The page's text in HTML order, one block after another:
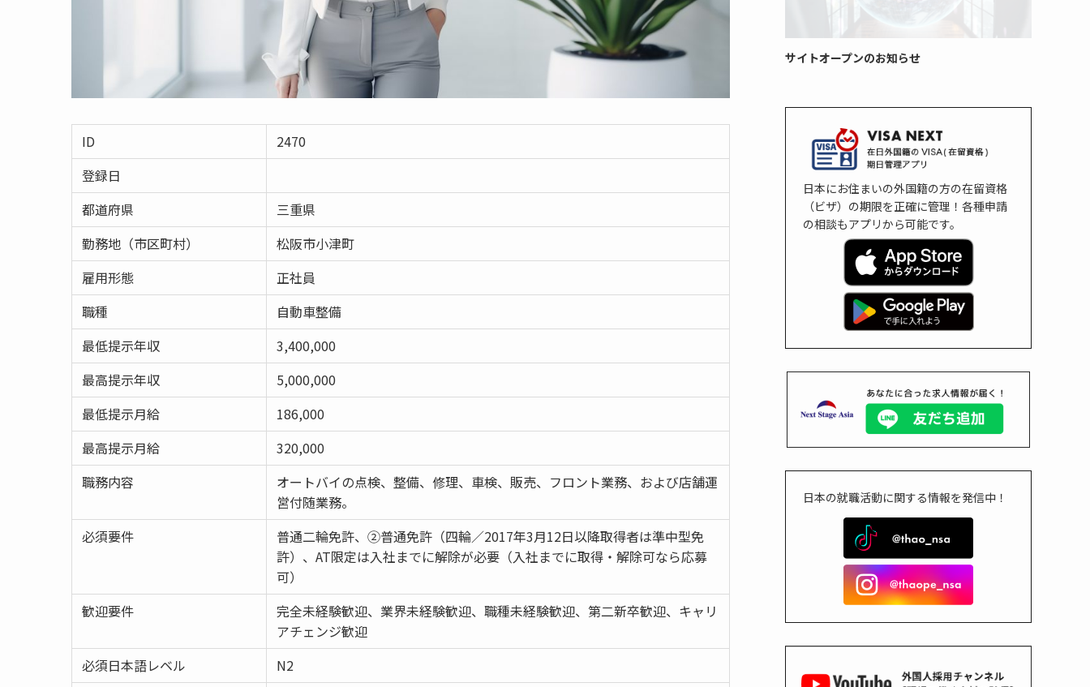
ID
2470
登録日
都道府県
三重県
勤務地（市区町村）
松阪市小津町
雇用形態
正社員
職種
自動車整備
最低提示年収
3,400,000
最高提示年収
5,000,000
最低提示月給
186,000
最高提示月給
320,000
職務内容
オートバイの点検、整備、修理、車検、販売、フロント業務、および店舗運
営付随業務。
必須要件
普通二輪免許、②普通免許（四輪／2017年3月12日以降取得者は準中型免
許）、AT限定は入社までに解除が必要（入社までに取得・解除可なら応募
可）
歓迎要件
完全未経験歓迎、業界未経験歓迎、職種未経験歓迎、第二新卒歓迎、キャリ
アチェンジ歓迎
必須日本語レベル
N2
サイトオープンのお知らせ
日本にお住まいの外国籍の方の在留資格
（ビザ）の期限を正確に管理！各種申請
の相談もアプリから可能です。
日本の就職活動に関する情報を発信中！